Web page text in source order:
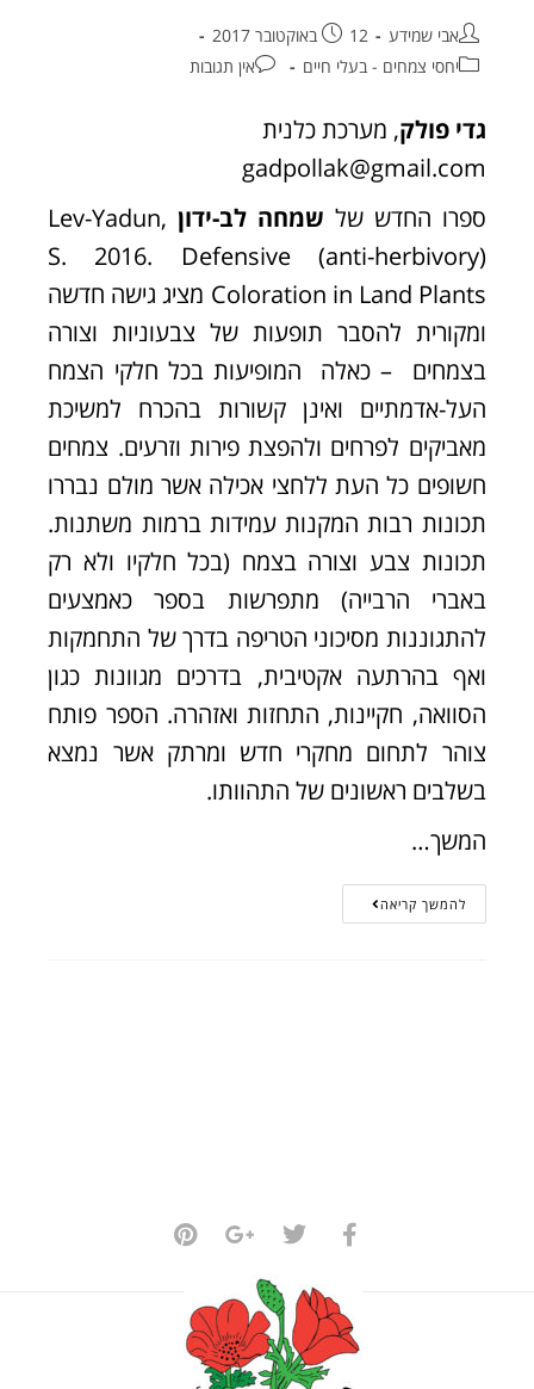
אבי שמידע
12 באוקטובר 2017
יחסי צמחים - בעלי חיים
אין תגובות
גדי פולק, מערכת כלנית
gadpollak@gmail.com
ספרו החדש של שמחה לב-ידון Lev-Yadun,
S. 2016. Defensive (anti-herbivory)
Coloration in Land Plants מציג גישה חדשה
ומקורית להסבר תופעות של צבעוניות וצורה
בצמחים – כאלה המופיעות בכל חלקי הצמח
העל-אדמתיים ואינן קשורות בהכרח למשיכת
מאביקים לפרחים ולהפצת פירות וזרעים. צמחים
חשופים כל העת ללחצי אכילה אשר מולם נבררו
תכונות רבות המקנות עמידות ברמות משתנות.
תכונות צבע וצורה בצמח (בכל חלקיו ולא רק
באברי הרבייה) מתפרשות בספר כאמצעים
להתגוננות מסיכוני הטריפה בדרך של התחמקות
ואף בהרתעה אקטיבית, בדרכים מגוונות כגון
הסוואה, חקיינות, התחזות ואזהרה. הספר פותח
צוהר לתחום מחקרי חדש ומרתק אשר נמצא
בשלבים ראשונים של התהוותו.
המשך…
להמשך קריאה